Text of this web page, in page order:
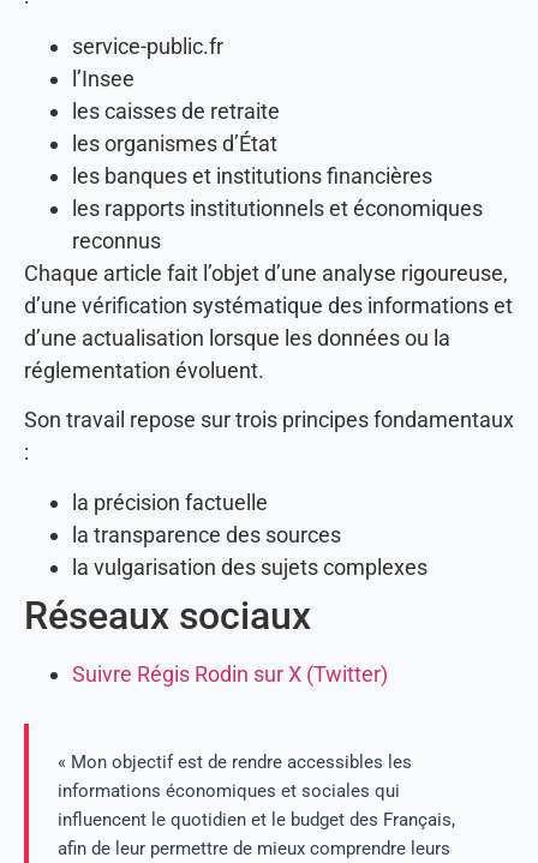
service-public.fr
l’Insee
les caisses de retraite
les organismes d’État
les banques et institutions financières
les rapports institutionnels et économiques
reconnus
Chaque article fait l’objet d’une analyse rigoureuse,
d’une vérification systématique des informations et
d’une actualisation lorsque les données ou la
réglementation évoluent.
Son travail repose sur trois principes fondamentaux
:
la précision factuelle
la transparence des sources
la vulgarisation des sujets complexes
Réseaux sociaux
Suivre Régis Rodin sur X (Twitter)
« Mon objectif est de rendre accessibles les
informations économiques et sociales qui
influencent le quotidien et le budget des Français,
afin de leur permettre de mieux comprendre leurs